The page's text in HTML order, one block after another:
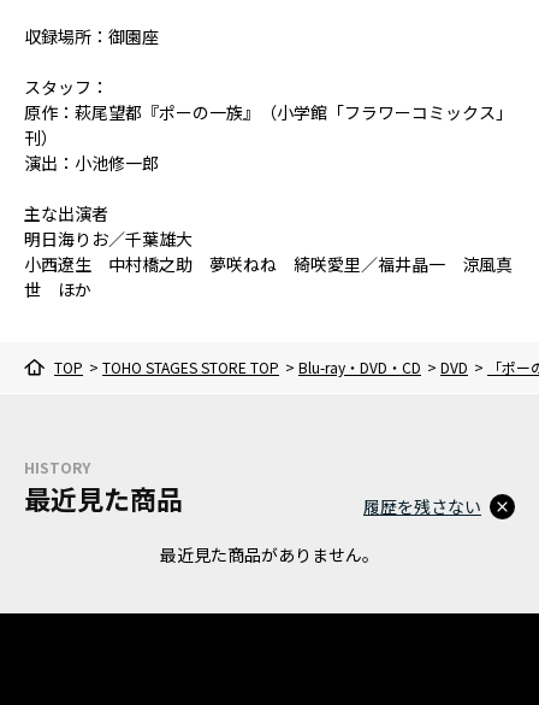
収録場所：御園座
スタッフ：
原作：萩尾望都『ポーの一族』（小学館「フラワーコミックス」
刊）
演出：小池修一郎
主な出演者
明日海りお／千葉雄大
小西遼生 中村橋之助 夢咲ねね 綺咲愛里／福井晶一 涼風真
世 ほか
TOP > TOHO STAGES STORE TOP > Blu-ray・DVD・CD > DVD > 「ポ
HISTORY
最近見た商品
最近見た商品がありません。
履歴を残さない